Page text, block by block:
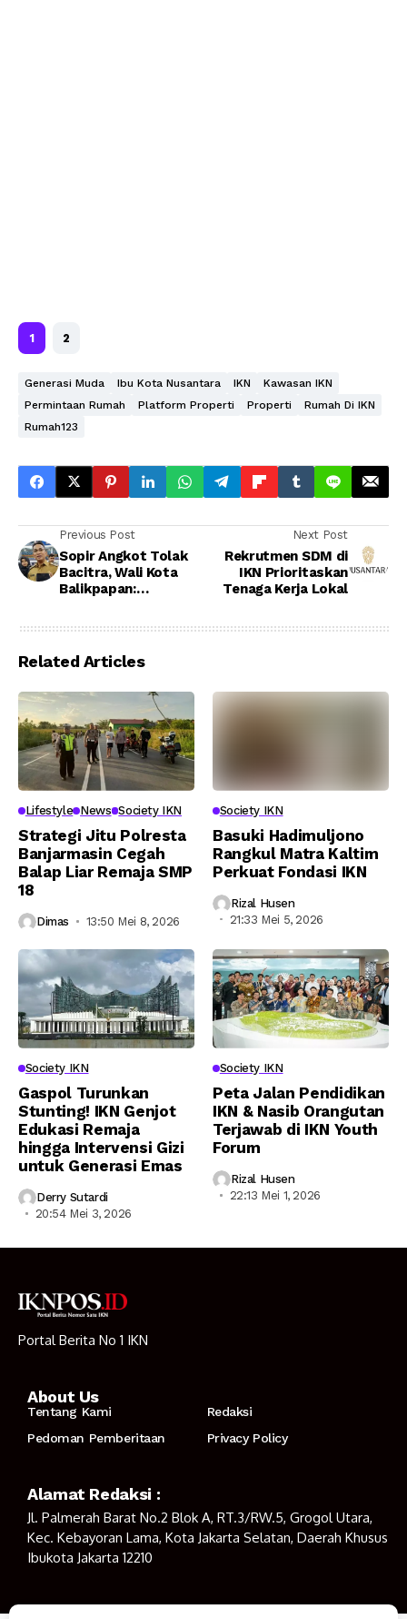
1 2
Generasi Muda Ibu Kota Nusantara IKN
Kawasan IKN
Permintaan Rumah
Platform Properti Properti
Rumah Di IKN
Rumah123
Previous Post
Sopir Angkot Tolak
Bacitra, Wali Kota
Balikpapan:
Next Post
Rekrutmen SDM di
IKN Prioritaskan
Tenaga Kerja Lokal
Related Articles
Lifestyle News Society IKN
Strategi Jitu Polresta
Banjarmasin Cegah
Balap Liar Remaja SMP
18
Dimas 13:50 Mei 8, 2026
Society IKN
Basuki Hadimuljono
Rangkul Matra Kaltim
Perkuat Fondasi IKN
Rizal Husen
21:33 Mei 5, 2026
Society IKN
Gaspol Turunkan
Stunting! IKN Genjot
Edukasi Remaja
hingga Intervensi Gizi
untuk Generasi Emas
Derry Sutardi
20:54 Mei 3, 2026
Society IKN
Peta Jalan Pendidikan
IKN & Nasib Orangutan
Terjawab di IKN Youth
Forum
Rizal Husen
22:13 Mei 1, 2026
Portal Berita No 1 IKN
About Us
Tentang Kami
Redaksi
Pedoman Pemberitaan
Privacy Policy
Alamat Redaksi :
Jl. Palmerah Barat No.2 Blok A, RT.3/RW.5, Grogol Utara,
Kec. Kebayoran Lama, Kota Jakarta Selatan, Daerah Khusus
Ibukota Jakarta 12210